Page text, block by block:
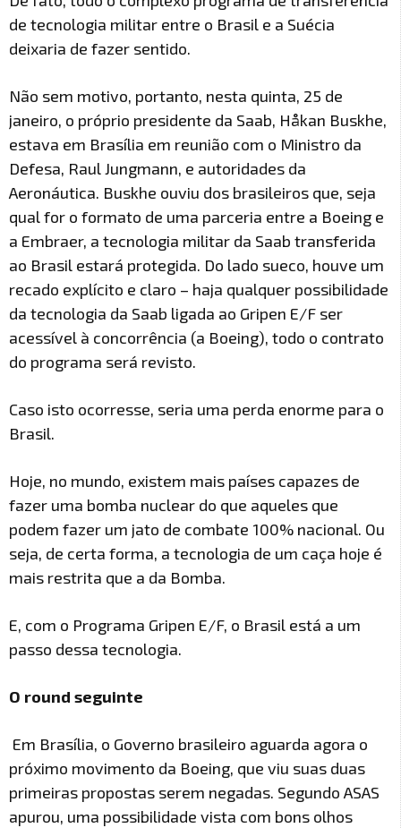
de tecnologia militar entre o Brasil e a Suécia
deixaria de fazer sentido.
Não sem motivo, portanto, nesta quinta, 25 de
janeiro, o próprio presidente da Saab, Håkan Buskhe,
estava em Brasília em reunião com o Ministro da
Defesa, Raul Jungmann, e autoridades da
Aeronáutica. Buskhe ouviu dos brasileiros que, seja
qual for o formato de uma parceria entre a Boeing e
a Embraer, a tecnologia militar da Saab transferida
ao Brasil estará protegida. Do lado sueco, houve um
recado explícito e claro – haja qualquer possibilidade
da tecnologia da Saab ligada ao Gripen E/F ser
acessível à concorrência (a Boeing), todo o contrato
do programa será revisto.
Caso isto ocorresse, seria uma perda enorme para o
Brasil.
Hoje, no mundo, existem mais países capazes de
fazer uma bomba nuclear do que aqueles que
podem fazer um jato de combate 100% nacional. Ou
seja, de certa forma, a tecnologia de um caça hoje é
mais restrita que a da Bomba.
E, com o Programa Gripen E/F, o Brasil está a um
passo dessa tecnologia.
O round seguinte
Em Brasília, o Governo brasileiro aguarda agora o
próximo movimento da Boeing, que viu suas duas
primeiras propostas serem negadas. Segundo ASAS
apurou, uma possibilidade vista com bons olhos